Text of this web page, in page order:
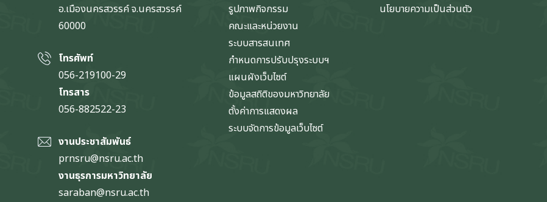
อ.เมืองนครสวรรค์ จ.นครสวรรค์
60000
โทรศัพท์
056-219100-29
โทรสาร
056-882522-23
งานประชาสัมพันธ์
prnsru@nsru.ac.th
งานธุรการมหาวิทยาลัย
saraban@nsru.ac.th
รูปภาพกิจกรรม
คณะและหน่วยงาน
ระบบสารสนเทศ
กำหนดการปรับปรุงระบบฯ
แผนผังเว็บไซต์
ข้อมูลสถิติของมหาวิทยาลัย
ตั้งค่าการแสดงผล
ระบบจัดการข้อมูลเว็บไซต์
นโยบายความเป็นส่วนตัว